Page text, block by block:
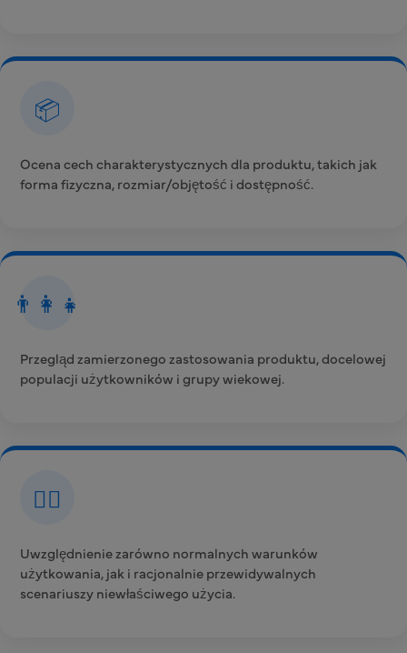
📦
Ocena cech charakterystycznych dla produktu, takich jak
forma fizyczna, rozmiar/objętość i dostępność.
👨‍👩‍👧
Przegląd zamierzonego zastosowania produktu, docelowej
populacji użytkowników i grupy wiekowej.
👨‍⚕️
Uwzględnienie zarówno normalnych warunków
użytkowania, jak i racjonalnie przewidywalnych
scenariuszy niewłaściwego użycia.